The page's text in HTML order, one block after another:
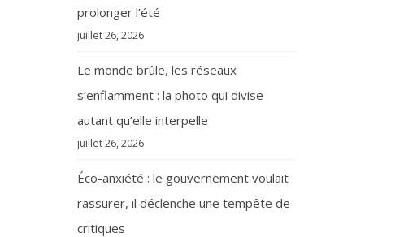
prolonger l’été
juillet 26, 2026
Le monde brûle, les réseaux
s’enflamment : la photo qui divise
autant qu’elle interpelle
juillet 26, 2026
Éco-anxiété : le gouvernement voulait
rassurer, il déclenche une tempête de
critiques